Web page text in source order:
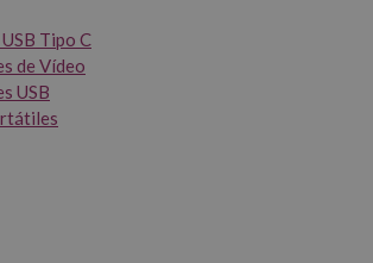
Tipo C
de Vídeo
USB